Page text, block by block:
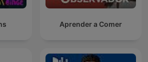
Aprender a Comer